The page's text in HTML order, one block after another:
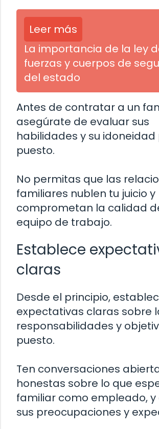
Leer más
La importancia de la ley
fuerzas y cuerpos de
del estado
Antes de contratar a un
asegúrate de evaluar sus
habilidades y su idoneidad
puesto.
No permitas que las
familiares nublen tu juicio y
comprometan la calidad
equipo de trabajo.
Establece
claras
Desde el principio,
expectativas claras sobre
responsabilidades y
puesto.
Ten conversaciones
honestas sobre lo que
familiar como empleado, y
sus preocupaciones y